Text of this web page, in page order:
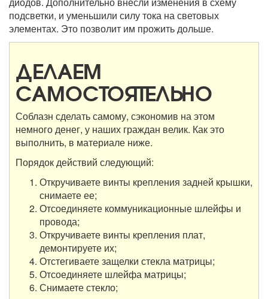
подсветки, и уменьшили силу тока на световых
элементах. Это позволит им прожить дольше.
ДЕЛАЕМ
САМОСТОЯТЕЛЬНО
Соблазн сделать самому, сэкономив на этом
немного денег, у наших граждан велик. Как это
выполнить, в материале ниже.
Порядок действий следующий:
Откручиваете винты крепления задней крышки,
снимаете ее;
Отсоединяете коммуникационные шлейфы и
провода;
Откручиваете винты крепления плат,
демонтируете их;
Отстегиваете защелки стекла матрицы;
Отсоединяете шлейфа матрицы;
Снимаете стекло;